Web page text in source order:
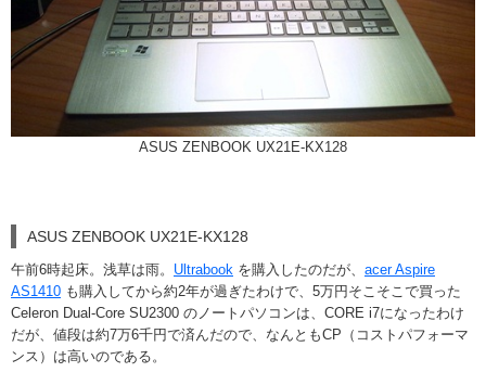
ASUS ZENBOOK UX21E-KX128
ASUS ZENBOOK UX21E-KX128
午前6時起床。浅草は雨。 Ultrabook を購入したのだが、 acer Aspire
AS1410 も購入してから約2年が過ぎたわけで、5万円そこそこで買った
Celeron Dual-Core SU2300 のノートパソコンは、CORE i7になったわけ
だが、値段は約7万6千円で済んだので、なんともCP（コストパフォーマ
ンス）は高いのである。